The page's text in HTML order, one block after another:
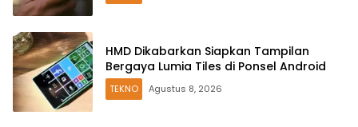
HMD Dikabarkan Siapkan Tampilan
Bergaya Lumia Tiles di Ponsel Android
TEKNO Agustus 8, 2026